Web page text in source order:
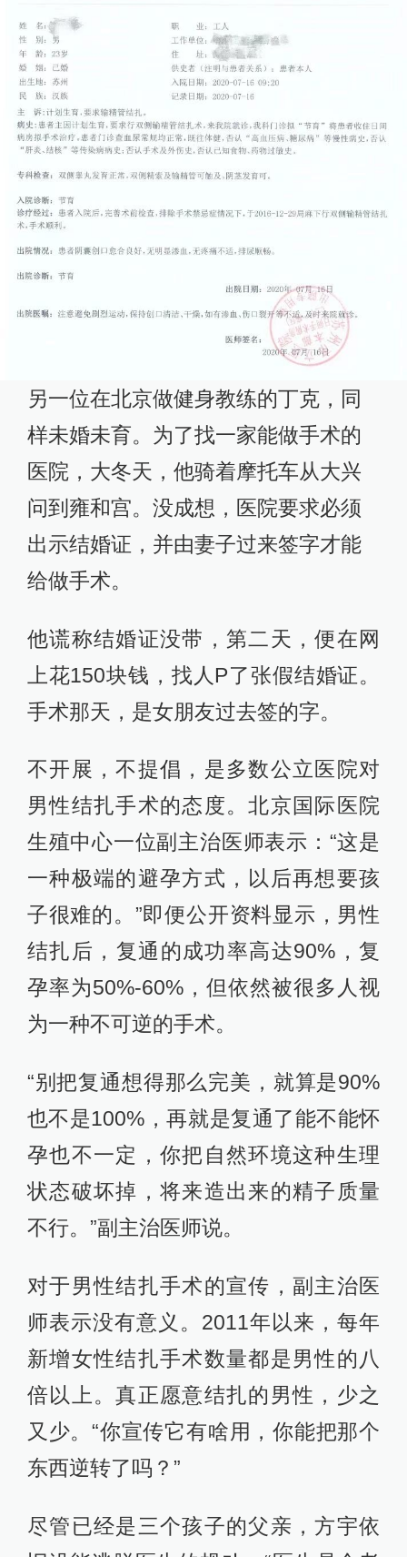
另一位在北京做健身教练的丁克，同
样未婚未育。为了找一家能做手术的
医院，大冬天，他骑着摩托车从大兴
问到雍和宫。没成想，医院要求必须
出示结婚证，并由妻子过来签字才能
给做手术。
他谎称结婚证没带，第二天，便在网
上花150块钱，找人P了张假结婚证。
手术那天，是女朋友过去签的字。
不开展，不提倡，是多数公立医院对
男性结扎手术的态度。北京国际医院
生殖中心一位副主治医师表示：“这是
一种极端的避孕方式，以后再想要孩
子很难的。”即便公开资料显示，男性
结扎后，复通的成功率高达90%，复
孕率为50%-60%，但依然被很多人视
为一种不可逆的手术。
“别把复通想得那么完美，就算是90%
也不是100%，再就是复通了能不能怀
孕也不一定，你把自然环境这种生理
状态破坏掉，将来造出来的精子质量
不行。”副主治医师说。
对于男性结扎手术的宣传，副主治医
师表示没有意义。2011年以来，每年
新增女性结扎手术数量都是男性的八
倍以上。真正愿意结扎的男性，少之
又少。“你宣传它有啥用，你能把那个
东西逆转了吗？”
尽管已经是三个孩子的父亲，方宇依